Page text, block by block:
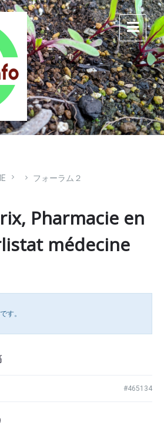
フォーラム２
Pharmacie en
médecine
す。
#465134